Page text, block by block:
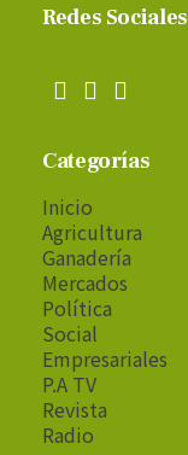
Redes Sociales
Categorías
Inicio
Agricultura
Ganadería
Mercados
Política
Social
Empresariales
P.A TV
Revista
Radio